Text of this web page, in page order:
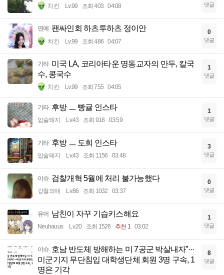
치킨 Lv.99 조회 403 04:08 댓글
연예 팬싸인회 하츠투하츠 정이안
치킨 Lv.99 조회 486 04:07
0
댓글
기타 미국 LA, 코리아타운 명동교자의 만두, 칼국
수, 콩국수
치킨 Lv.99 조회 755 04:05
1
댓글
기타 후방 ㅡ 빵귤 인스타
입술돼지 Lv.43 조회 918 03:59
1
댓글
기타 후방 ㅡ 도희 인스타
입술돼지 Lv.43 조회 1156 03:48
3
댓글
이슈 검찰개혁 5월에 처리 불가능했다
강철의매 Lv.86 조회 1032 03:37
0
댓글
유머 남친이 자꾸 기습키스해요
Neuhauus Lv.20 조회 1526 추천 1 03:02
1
댓글
이슈 호남 반도체 방해하는 미 7공군 박살내자”···
미군기지 무단침입 대학생단체 회원 3명 구속, 1
명은 기각
8
댓글